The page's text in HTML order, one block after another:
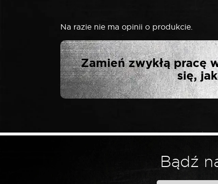
Na razie nie ma opinii o produkcie.
NAPISZ
Twoja ocena*
Zamień zwykłą pracę
się,
Bądź